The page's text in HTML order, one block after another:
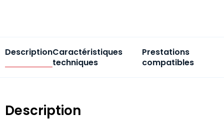
DescriptionCaractéristiques
techniques
Prestations
compatibles
Description